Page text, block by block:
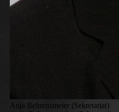
Anja Behrensmeier (Sekretariat)